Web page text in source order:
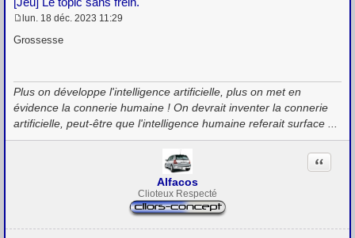
e
g
e
lun. 18 déc. 2023 11:29
Grossesse
Plus on développe l'intelligence artificielle, plus on met en
évidence la connerie humaine ! On devrait inventer la connerie
artificielle, peut-être que l'intelligence humaine referait surface ...
Alfacos
Clioteux Respecté
Citation